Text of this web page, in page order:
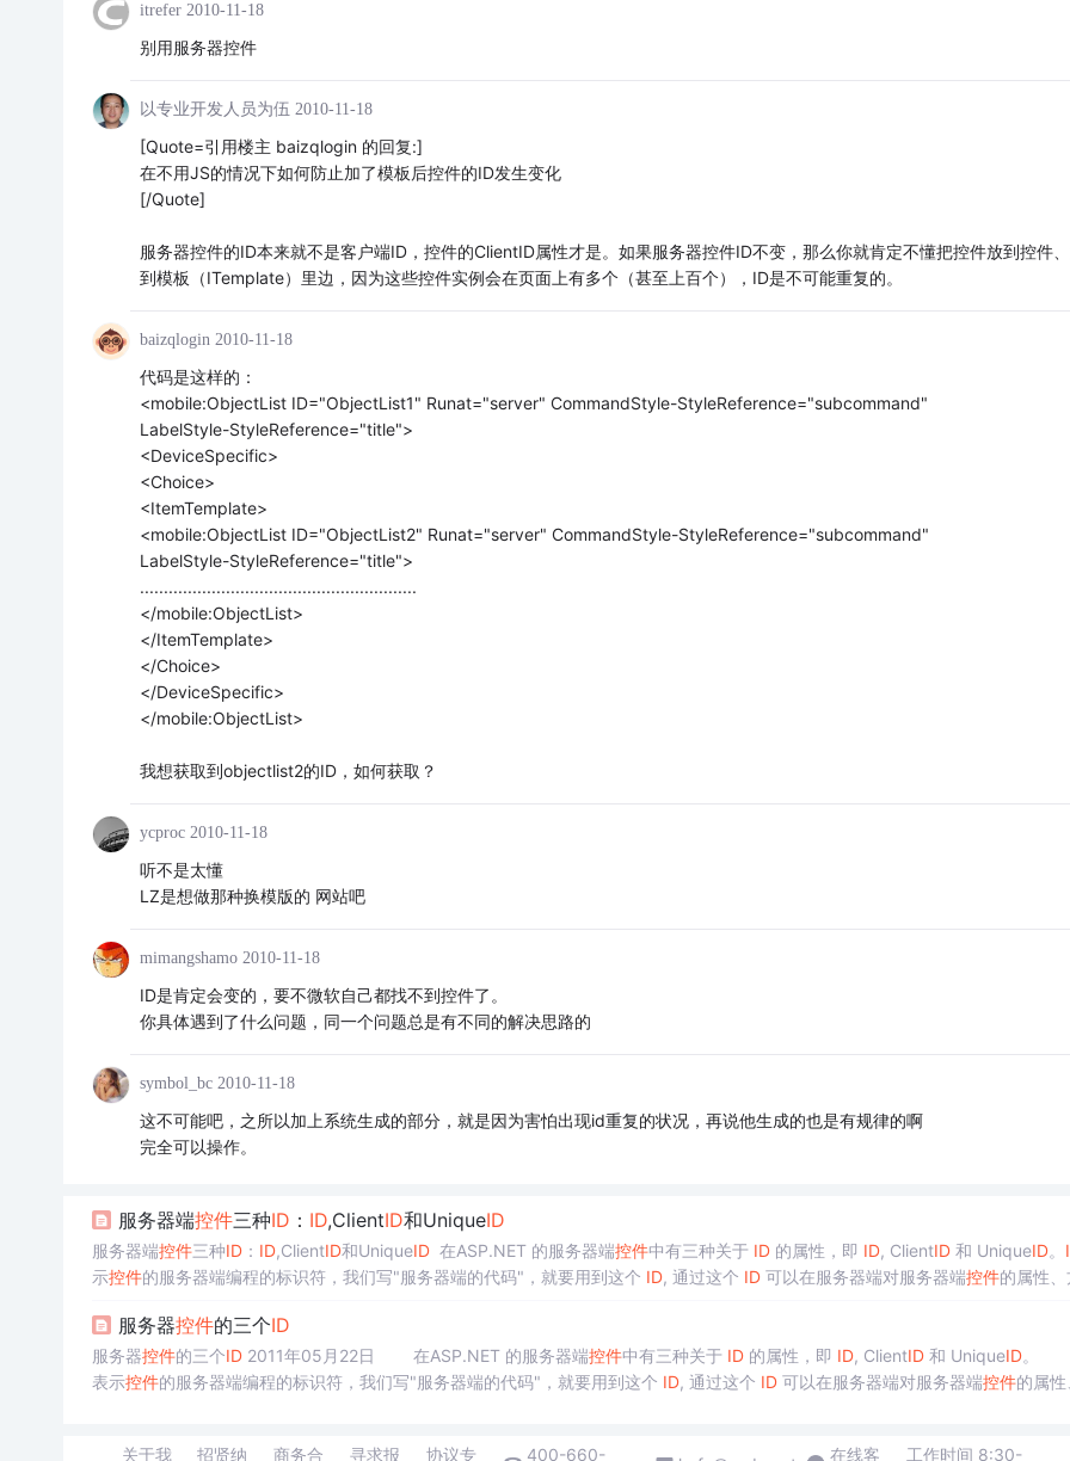
itrefer 2010-11-18
别用服务器控件
以专业开发人员为伍 2010-11-18
[Quote=引用楼主 baizqlogin 的回复:]
在不用JS的情况下如何防止加了模板后控件的ID发生变化
[/Quote]
服务器控件的ID本来就不是客户端ID，控件的ClientID属性才是。如果服务器控件ID不变，那么你就肯定不懂把控件放到控件
到模板（ITemplate）里边，因为这些控件实例会在页面上有多个（甚至上百个），ID是不可能重复的。
baizqlogin 2010-11-18
代码是这样的：
<mobile:ObjectList ID="ObjectList1" Runat="server" CommandStyle-StyleReference="subcommand"
LabelStyle-StyleReference="title">
<DeviceSpecific>
<Choice>
<ItemTemplate>
<mobile:ObjectList ID="ObjectList2" Runat="server" CommandStyle-StyleReference="subcommand"
LabelStyle-StyleReference="title">
..........................................................
</mobile:ObjectList>
</ItemTemplate>
</Choice>
</DeviceSpecific>
</mobile:ObjectList>
我想获取到objectlist2的ID，如何获取？
ycproc 2010-11-18
听不是太懂
LZ是想做那种换模版的 网站吧
mimangshamo 2010-11-18
ID是肯定会变的，要不微软自己都找不到控件了。
你具体遇到了什么问题，同一个问题总是有不同的解决思路的
symbol_bc 2010-11-18
这不可能吧，之所以加上系统生成的部分，就是因为害怕出现id重复的状况，再说他生成的也是有规律的啊
完全可以操作。
服务器端控件三种ID ： ID,ClientID和UniqueID
服务器端控件三种ID： ID,ClientID和UniqueID在ASP.NET 的服务器端控件中有三种关于 ID的属性，即 ID, ClientID和 UniqueID。
示控件的服务器端编程的标识符，我们写"服务器端的代码"，就要用到这个 ID, 通过这个 ID可以在服务器端对服务器端控件的属性、
服务器控件的三个ID
服务器控件的三个ID 2011年05月22日 在ASP.NET 的服务器端控件中有三种关于 ID的属性，即 ID, ClientID和 UniqueID。
表示控件的服务器端编程的标识符，我们写"服务器端的代码"，就要用到这个 ID, 通过这个 ID可以在服务器端对服务器端控件的属性
关于我 招贤纳 商务合 寻求报 协议专 400-660- 在线客 工作时间 8:30-